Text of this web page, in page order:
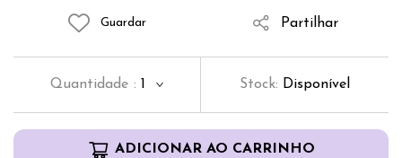
Guardar Partilhar
Quantidade : 1 Stock: Disponível
ADICIONAR AO CARRINHO